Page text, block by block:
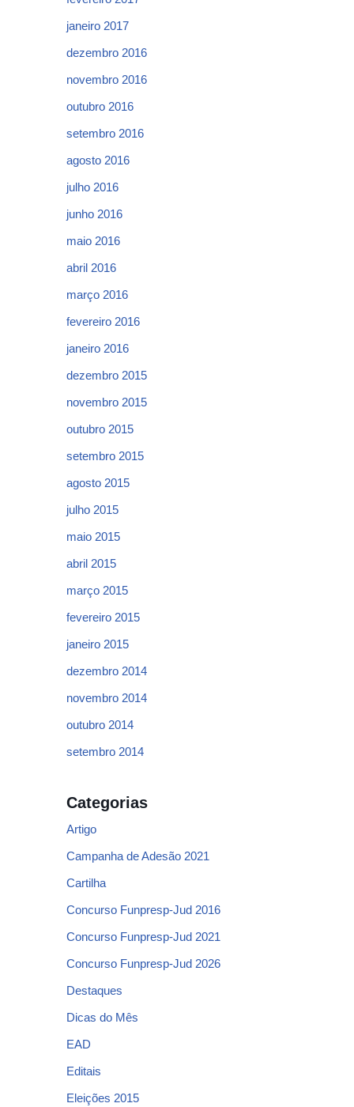
janeiro 2017
dezembro 2016
novembro 2016
outubro 2016
setembro 2016
agosto 2016
julho 2016
junho 2016
maio 2016
abril 2016
março 2016
fevereiro 2016
janeiro 2016
dezembro 2015
novembro 2015
outubro 2015
setembro 2015
agosto 2015
julho 2015
maio 2015
abril 2015
março 2015
fevereiro 2015
janeiro 2015
dezembro 2014
novembro 2014
outubro 2014
setembro 2014
Categorias
Artigo
Campanha de Adesão 2021
Cartilha
Concurso Funpresp-Jud 2016
Concurso Funpresp-Jud 2021
Concurso Funpresp-Jud 2026
Destaques
Dicas do Mês
EAD
Editais
Eleições 2015